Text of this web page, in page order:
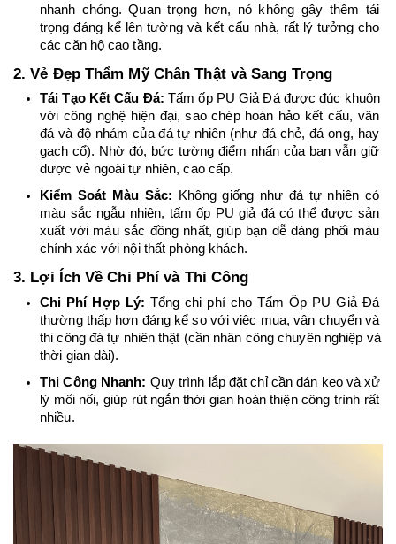
nhanh chóng. Quan trọng hơn, nó không gây thêm tải
trọng đáng kể lên tường và kết cấu nhà, rất lý tưởng cho
các căn hộ cao tầng.
2. Vẻ Đẹp Thẩm Mỹ Chân Thật và Sang Trọng
Tái Tạo Kết Cấu Đá: Tấm ốp PU Giả Đá được đúc khuôn
với công nghệ hiện đại, sao chép hoàn hảo kết cấu, vân
đá và độ nhám của đá tự nhiên (như đá chẻ, đá ong, hay
gạch cổ). Nhờ đó, bức tường điểm nhấn của bạn vẫn giữ
được vẻ ngoài tự nhiên, cao cấp.
Kiểm Soát Màu Sắc: Không giống như đá tự nhiên có
màu sắc ngẫu nhiên, tấm ốp PU giả đá có thể được sản
xuất với màu sắc đồng nhất, giúp bạn dễ dàng phối màu
chính xác với nội thất phòng khách.
3. Lợi Ích Về Chi Phí và Thi Công
Chi Phí Hợp Lý: Tổng chi phí cho Tấm Ốp PU Giả Đá
thường thấp hơn đáng kể so với việc mua, vận chuyển và
thi công đá tự nhiên thật (cần nhân công chuyên nghiệp và
thời gian dài).
Thi Công Nhanh: Quy trình lắp đặt chỉ cần dán keo và xử
lý mối nối, giúp rút ngắn thời gian hoàn thiện công trình rất
nhiều.